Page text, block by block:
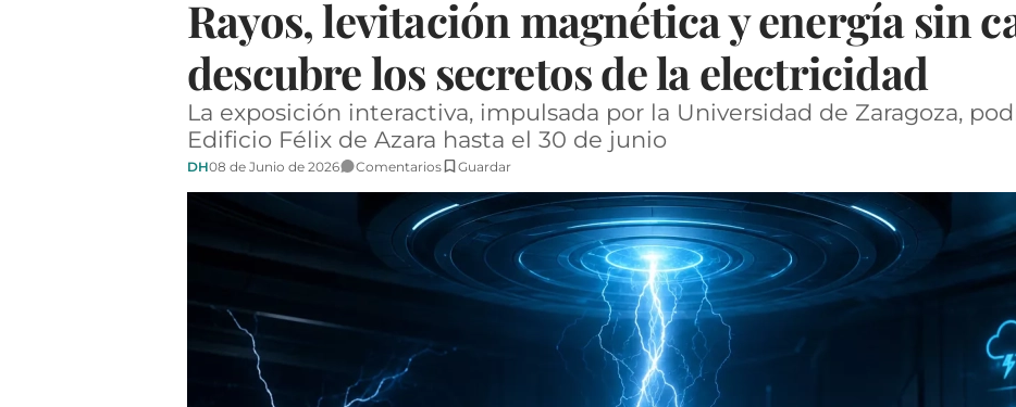
Rayos, levitación magnética y energía sin
descubre los secretos de la electricidad
La exposición interactiva, impulsada por la Universidad de Zaragoza,
Edificio Félix de Azara hasta el 30 de junio
DH08 de Junio de 2026 Comentarios Guardar